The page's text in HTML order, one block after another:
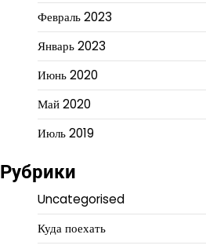
Февраль 2023
Январь 2023
Июнь 2020
Май 2020
Июль 2019
Рубрики
Uncategorised
Куда поехать